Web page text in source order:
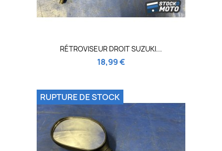
RÉTROVISEUR DROIT SUZUKI...
18,99 €
RUPTURE DE STOCK